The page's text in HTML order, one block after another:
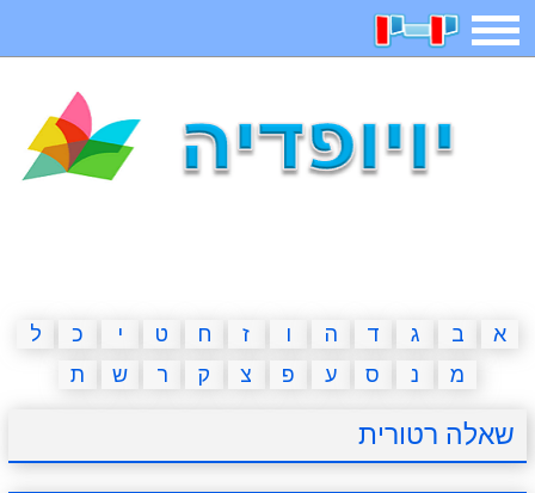
תפריט
איש תלוי מדריכים פוקימון גו מצא הבדלים
יצירה משחקי בנות אשליות חדשות
א ב ג ד ה ו ז ח ט י כ
ל
מ
נ ס ע פ צ ק ר ש ת
שאלה רטורית